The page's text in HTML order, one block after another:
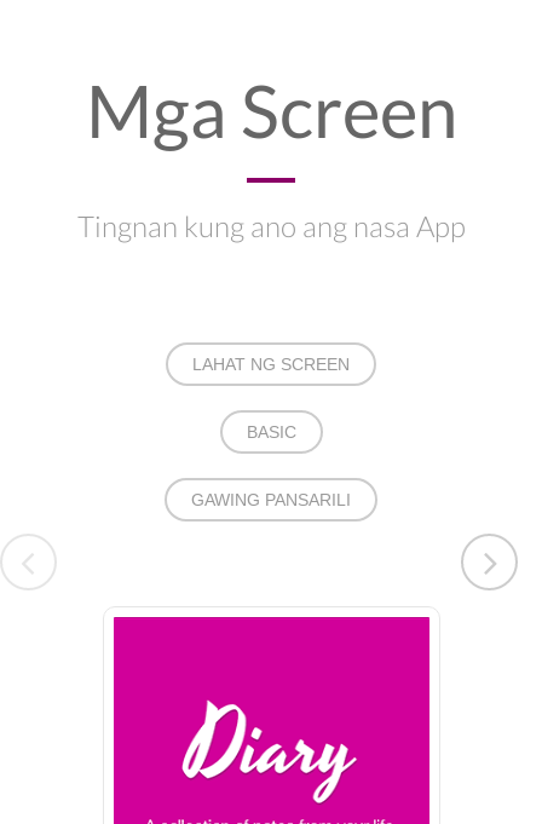
Mga Screen
Tingnan kung ano ang nasa App
LAHAT NG SCREEN
BASIC
GAWING PANSARILI